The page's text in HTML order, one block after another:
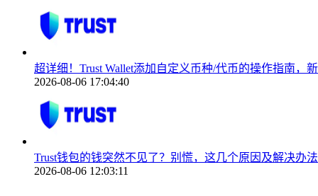
超详细！Trust Wallet添加自定义币种/代币的操作指南，
2026-08-06 17:04:40
Trust钱包的钱突然不见了？别慌，这几个原因及解决办法
2026-08-06 12:03:11